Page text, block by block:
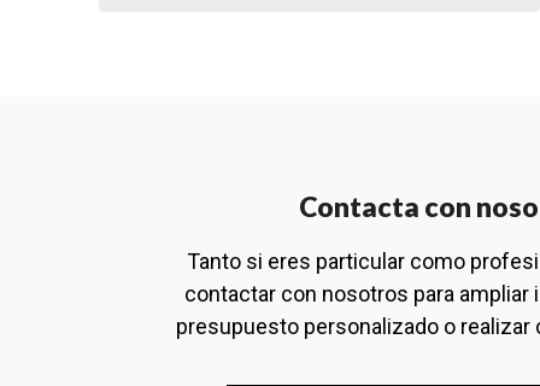
Contacta con
Tanto si eres particular como
contactar con nosotros para ampliar
presupuesto personalizado o realizar